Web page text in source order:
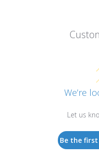
We’re
Let us
Be the